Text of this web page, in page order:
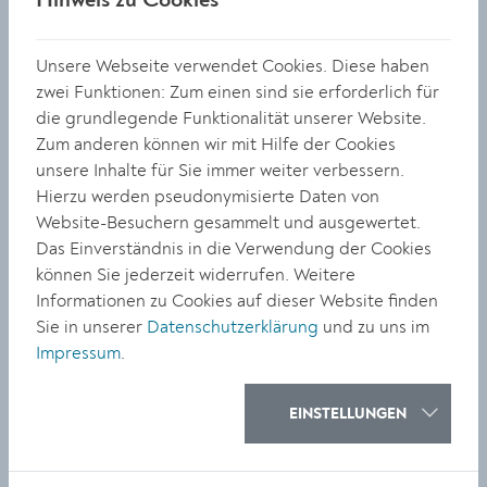
So geht es jetzt weiter
Als nächster Schritt wird das ÖEK Krems 2040 dem Amt
der niederösterreichischen Landesregierung zur
Genehmigung vorgelegt. Nach der Genehmigung wird
das Konzept auf der Website der Stadt Krems
veröffentlicht. Darüber hinaus werden die
Bürger:innen in einer eigenen Broschüre über die
wichtigsten Inhalte informiert. „Mit diesem
Zukunftsplan schafft die Stadt Krems eine solide
Grundlage, um kommende Herausforderungen aktiv
anzugehen und die Entwicklung der Stadt langfristig,
Bürgermeister Peter Molnar. „Das ÖEK Krems 2040
setzt auf eine ausgewogene Stadtentwicklung, die
Lebensqualität, Nachhaltigkeit und wirtschaftliche
Unsere Webseite verwendet Cookies. Diese haben
zwei Funktionen: Zum einen sind sie erforderlich für
die grundlegende Funktionalität unserer Website.
Zum anderen können wir mit Hilfe der Cookies
unsere Inhalte für Sie immer weiter verbessern.
Hierzu werden pseudonymisierte Daten von
Website-Besuchern gesammelt und ausgewertet.
Das Einverständnis in die Verwendung der Cookies
können Sie jederzeit widerrufen. Weitere
Informationen zu Cookies auf dieser Website finden
Sie in unserer Datenschutzerklärung und zu uns im
Impressum.
EINSTELLUNGEN